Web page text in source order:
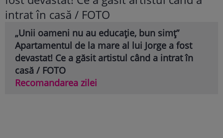
„Unii oameni nu au educație, bun simț”
Apartamentul de la mare al lui Jorge a fost
devastat! Ce a găsit artistul când a intrat în
casă / FOTO
Recomandarea zilei